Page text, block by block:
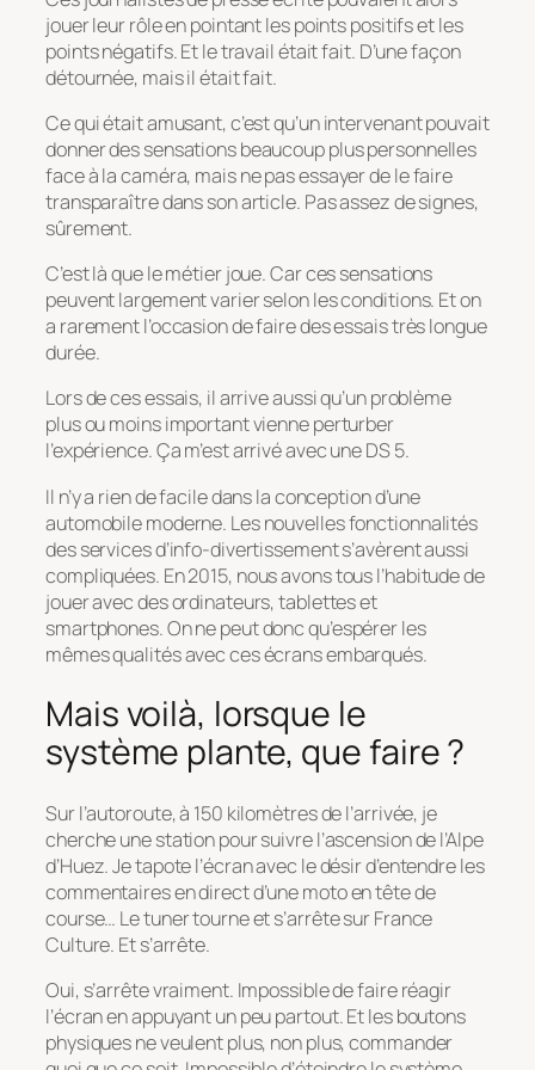
jouer leur rôle en pointant les points positifs et les
points négatifs. Et le travail était fait. D’une façon
détournée, mais il était fait.
Ce qui était amusant, c’est qu’un intervenant pouvait
donner des sensations beaucoup plus personnelles
face à la caméra, mais ne pas essayer de le faire
transparaître dans son article. Pas assez de signes,
sûrement.
C’est là que le métier joue. Car ces sensations
peuvent largement varier selon les conditions. Et on
a rarement l’occasion de faire des essais très longue
durée.
Lors de ces essais, il arrive aussi qu’un problème
plus ou moins important vienne perturber
l’expérience. Ça m’est arrivé avec une DS 5.
Il n’y a rien de facile dans la conception d’une
automobile moderne. Les nouvelles fonctionnalités
des services d’info-divertissement s’avèrent aussi
compliquées. En 2015, nous avons tous l’habitude de
jouer avec des ordinateurs, tablettes et
smartphones. On ne peut donc qu’espérer les
mêmes qualités avec ces écrans embarqués.
Mais voilà, lorsque le
système plante, que faire ?
Sur l’autoroute, à 150 kilomètres de l’arrivée, je
cherche une station pour suivre l’ascension de l’Alpe
d’Huez. Je tapote l’écran avec le désir d’entendre les
commentaires en direct d’une moto en tête de
course… Le tuner tourne et s’arrête sur France
Culture. Et s’arrête.
Oui, s’arrête vraiment. Impossible de faire réagir
l’écran en appuyant un peu partout. Et les boutons
physiques ne veulent plus, non plus, commander